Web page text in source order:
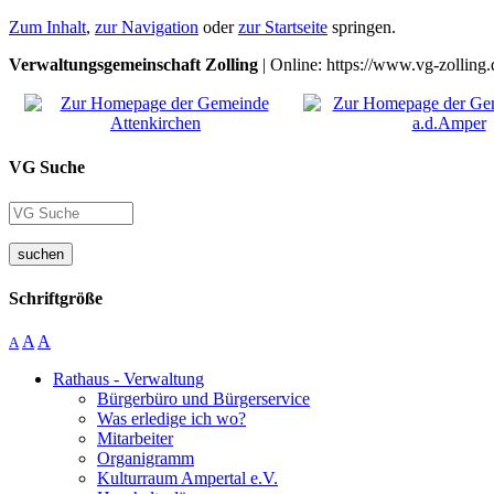
Zum Inhalt, zur Navigation oderzur Startseite springen.
Verwaltungsgemeinschaft Zolling | Online: https://www.vg-
VG Suche
suchen
Schriftgröße
A A A
Rathaus - Verwaltung
Bürgerbüro und Bürgerservice
Was erledige ich wo?
Mitarbeiter
Organigramm
Kulturraum Ampertal e.V.